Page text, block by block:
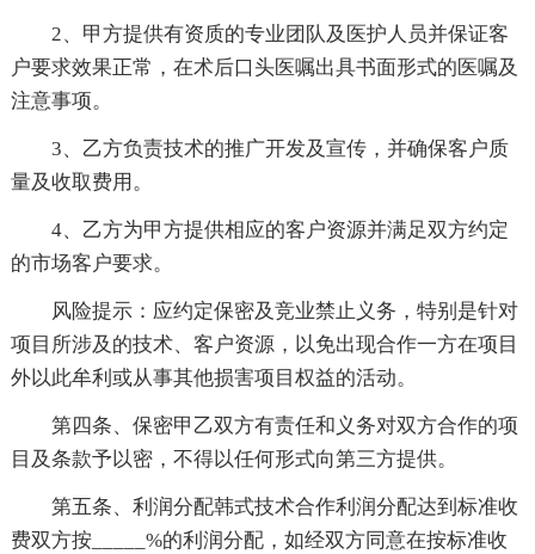
2、甲方提供有资质的专业团队及医护人员并保证客
户要求效果正常，在术后口头医嘱出具书面形式的医嘱及
注意事项。
3、乙方负责技术的推广开发及宣传，并确保客户质
量及收取费用。
4、乙方为甲方提供相应的客户资源并满足双方约定
的市场客户要求。
风险提示：应约定保密及竞业禁止义务，特别是针对
项目所涉及的技术、客户资源，以免出现合作一方在项目
外以此牟利或从事其他损害项目权益的活动。
第四条、保密甲乙双方有责任和义务对双方合作的项
目及条款予以密，不得以任何形式向第三方提供。
第五条、利润分配韩式技术合作利润分配达到标准收
费双方按_____%的利润分配，如经双方同意在按标准收